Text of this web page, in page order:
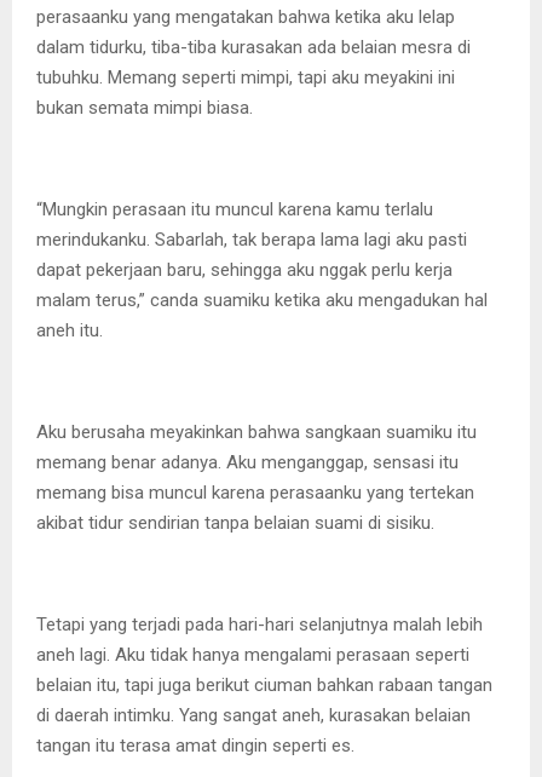
perasaanku yang mengatakan bahwa ketika aku lelap
dalam tidurku, tiba-tiba kurasakan ada belaian mesra di
tubuhku. Memang seperti mimpi, tapi aku meyakini ini
bukan semata mimpi biasa.
“Mungkin perasaan itu muncul karena kamu terlalu
merindukanku. Sabarlah, tak berapa lama lagi aku pasti
dapat pekerjaan baru, sehingga aku nggak perlu kerja
malam terus,” canda suamiku ketika aku mengadukan hal
aneh itu.
Aku berusaha meyakinkan bahwa sangkaan suamiku itu
memang benar adanya. Aku menganggap, sensasi itu
memang bisa muncul karena perasaanku yang tertekan
akibat tidur sendirian tanpa belaian suami di sisiku.
Tetapi yang terjadi pada hari-hari selanjutnya malah lebih
aneh lagi. Aku tidak hanya mengalami perasaan seperti
belaian itu, tapi juga berikut ciuman bahkan rabaan tangan
di daerah intimku. Yang sangat aneh, kurasakan belaian
tangan itu terasa amat dingin seperti es.